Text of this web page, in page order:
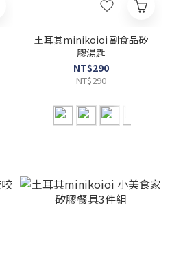
土耳其minikoioi 副食品矽
膠湯匙
NT$290
NT$290